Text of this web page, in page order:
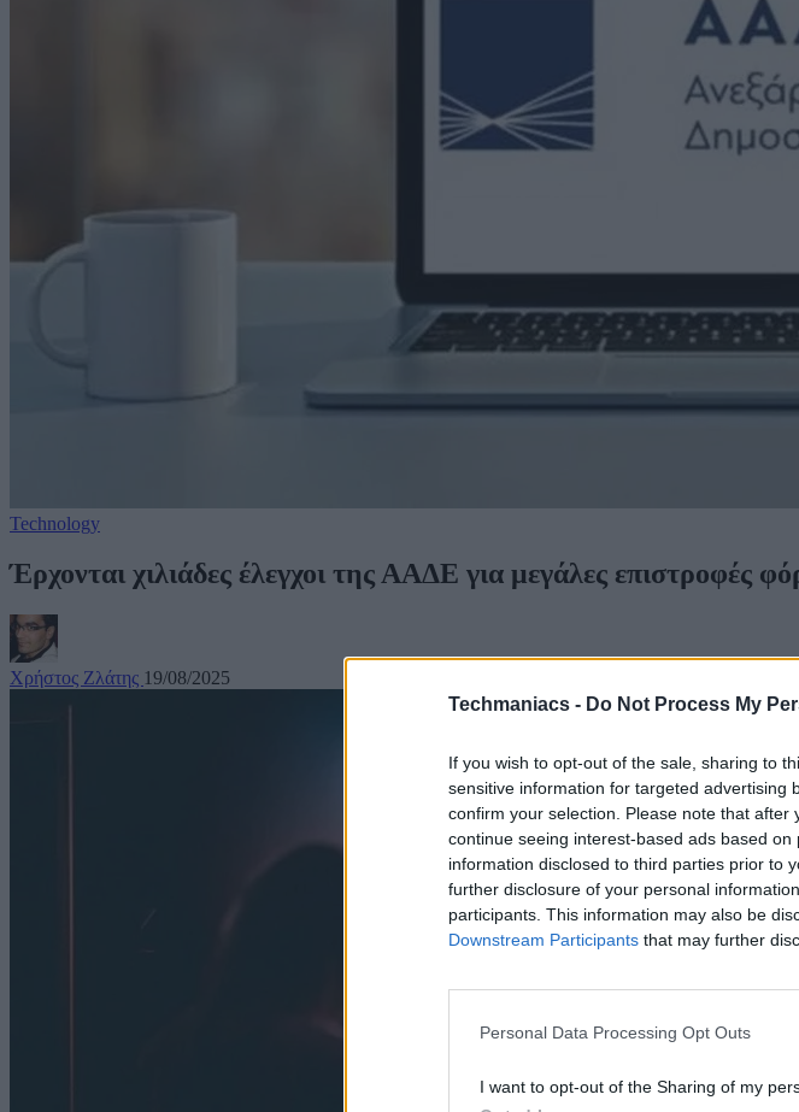
Techmaniacs - Do Not Process My
If you wish to opt-out of the sale, sharing to
sensitive information for targeted advertising
confirm your selection. Please note that
continue seeing interest-based ads based
information disclosed to third parties prior to
further disclosure of your personal
participants. This information may also be
Downstream Participants that may further
Personal Data Processing Opt Outs
I want to opt-out of the Sharing of my
Technology
Έρχονται χιλιάδες έλεγχοι της ΑΑΔΕ για μεγάλες επιστροφές
Χρήστος Ζλάτης 19/08/2025